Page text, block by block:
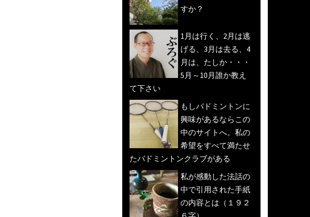
すか？
1月は行く、2月は逃
げる、3月は去る、4
月は、たしか・・・
5月～10月誰か教え
て下さい
もしバドミントンに
興味があるならこの
中のサイトへ。私の
希望をすべて満たせ
たバドミントンクラブがある
私が感動した法話の
中で引用された手紙
の内容とは（１９２